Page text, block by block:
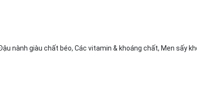
nành giàu chất béo, Các vitamin & khoáng chất, Men sấy